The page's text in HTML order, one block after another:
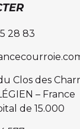
28 83
Clos des
– France
de 15.000